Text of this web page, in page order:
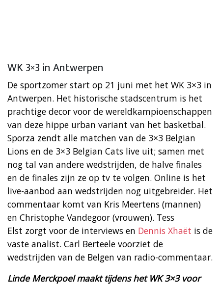
WK 3×3 in Antwerpen
De sportzomer start op 21 juni met het WK 3×3 in
Antwerpen. Het historische stadscentrum is het
prachtige decor voor de wereldkampioenschappen
van deze hippe urban variant van het basketbal.
Sporza zendt alle matchen van de 3×3 Belgian
Lions en de 3×3 Belgian Cats live uit; samen met
nog tal van andere wedstrijden, de halve finales
en de finales zijn ze op tv te volgen. Online is het
live-aanbod aan wedstrijden nog uitgebreider. Het
commentaar komt van Kris Meertens (mannen)
en Christophe Vandegoor (vrouwen). Tess
Elst zorgt voor de interviews en Dennis Xhaët is de
vaste analist. Carl Berteele voorziet de
wedstrijden van de Belgen van radio-commentaar.
Linde Merckpoel maakt tijdens het WK 3×3 voor